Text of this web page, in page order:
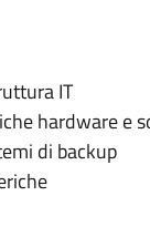
IT
hardware e
di backup